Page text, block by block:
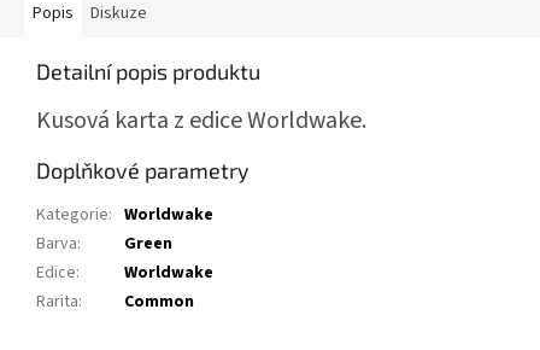
Popis Diskuze
Detailní popis produktu
Kusová karta z edice Worldwake.
Doplňkové parametry
Kategorie: Worldwake
Barva:
Green
Edice:
Worldwake
Rarita: Common